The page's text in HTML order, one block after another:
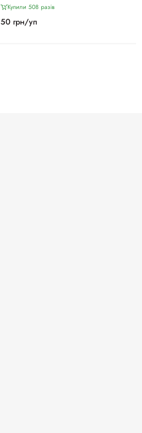
Купили 508 разiв
50 грн/уп